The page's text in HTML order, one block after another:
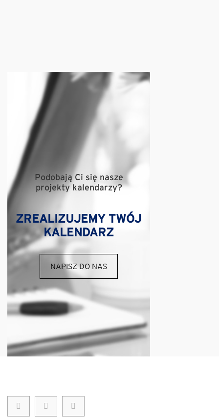
Podobają Ci się nasze
projekty kalendarzy?
ZREALIZUJEMY TWÓJ
KALENDARZ
NAPISZ DO NAS